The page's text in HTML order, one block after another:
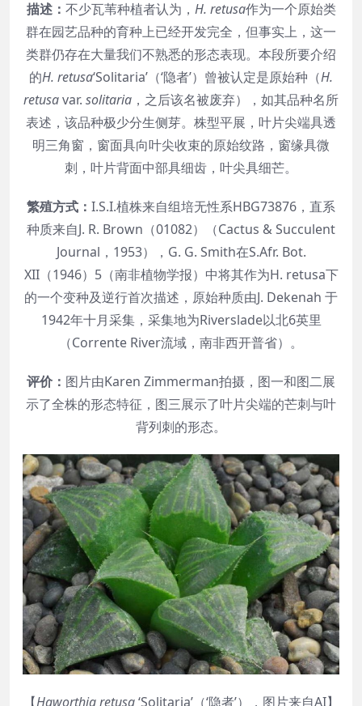
描述： 不少瓦苇种植者认为， H. retusa作为一个原始类
群在园艺品种的育种上已经开发完全，但事实上，这一
类群仍存在大量我们不熟悉的形态表现。本段所要介绍
的H. retusa‘Solitaria’（‘隐者’）曾被认定是原始种（H.
retusavar. solitaria ，之后该名被废弃），如其品种名所
表述，该品种极少分生侧芽。株型平展，叶片尖端具透
明三角窗，窗面具向叶尖收束的原始纹路，窗缘具微
刺，叶片背面中部具细齿，叶尖具细芒。
繁殖方式： I.S.I.植株来自组培无性系HBG73876，直系
种质来自J. R. Brown（01082）（Cactus & Succulent
Journal，1953），G. G. Smith在S.Afr. Bot.
XII（1946）5（南非植物学报）中将其作为H. retusa下
的一个变种及逆行首次描述，原始种质由J. Dekenah 于
1942年十月采集，采集地为Riverslade以北6英里
（Corrente River流域，南非西开普省）。
评价： 图片由Karen Zimmerman拍摄，图一和图二展
示了全株的形态特征，图三展示了叶片尖端的芒刺与叶
背列刺的形态。
【Haworthia retusa‘Solitaria’（‘隐者’），图片来自AI】